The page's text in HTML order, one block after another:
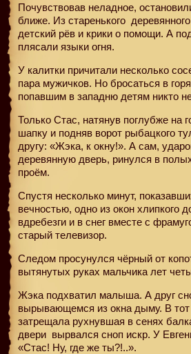
Почувствовав неладное,
ближе. Из старенького
детский рёв и крики о помощи. А
плясали языки огня.
У калитки причитали несколько
пара мужичков. Но бросаться в
попавшим в западню детям никто
Только Стас, натянув поглубже на
шапку и подняв ворот рыбацкого
другу: «Жэка, к окну!». А сам,
деревянную дверь, ринулся в
проём.
Спустя несколько минут,
вечностью, одно из окон хлипкого
вдребезги и в снег вместе с
старый телевизор.
Следом просунулся чёрный от
вытянутых руках мальчика лет
Жэка подхватил малыша. А друг
вырывающемся из окна дыму. В
затрещала рухнувшая в сенях
двери вырвался сноп искр. У
«Стас! Ну, где же ты?!..».